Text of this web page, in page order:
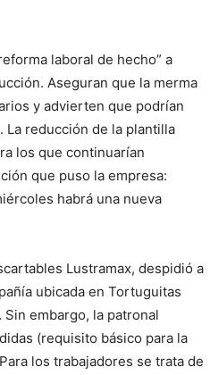
laboral de hecho” a
Aseguran que la merma
y advierten que podrían
reducción de la plantilla
los que continuarían
que puso la empresa:
habrá una nueva
Lustramax, despidió a
ubicada en Tortuguitas
embargo, la patronal
(requisito básico para la
los trabajadores se trata de